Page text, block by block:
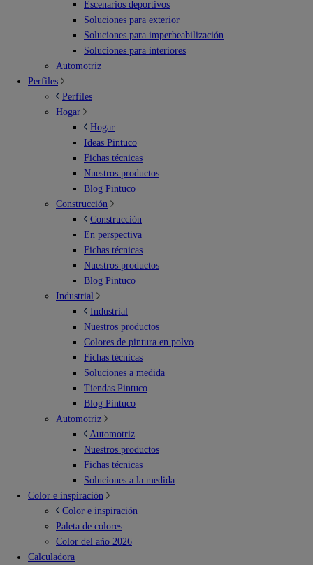
Escenarios deportivos
Soluciones para exterior
Soluciones para imperbeabilización
Soluciones para interiores
Automotriz
Perfiles
Perfiles
Hogar
Hogar
Ideas Pintuco
Fichas técnicas
Nuestros productos
Blog Pintuco
Construcción
Construcción
En perspectiva
Fichas técnicas
Nuestros productos
Blog Pintuco
Industrial
Industrial
Nuestros productos
Colores de pintura en polvo
Fichas técnicas
Soluciones a medida
Tiendas Pintuco
Blog Pintuco
Automotriz
Automotriz
Nuestros productos
Fichas técnicas
Soluciones a la medida
Color e inspiración
Color e inspiración
Paleta de colores
Color del año 2026
Calculadora